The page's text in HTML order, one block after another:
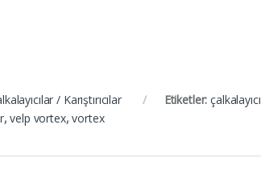
/ Karıştırıcılar Etiketler:çalkalayıcı
,velp vortex,vortex